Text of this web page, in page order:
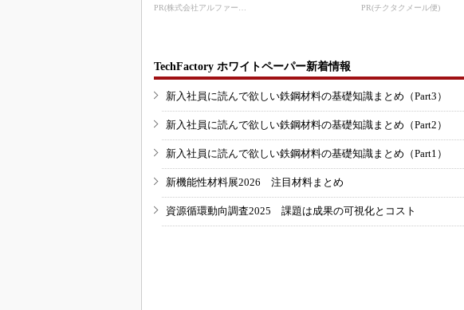
PR(株式会社アルファーテクノ) PR(チクタクメール便)
TechFactory ホワイトペーパー新着情報
新入社員に読んで欲しい鉄鋼材料の基礎知識まとめ（Part3）
新入社員に読んで欲しい鉄鋼材料の基礎知識まとめ（Part2）
新入社員に読んで欲しい鉄鋼材料の基礎知識まとめ（Part1）
新機能性材料展2026 注目材料まとめ
資源循環動向調査2025 課題は成果の可視化とコスト